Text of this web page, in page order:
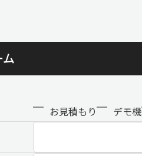
お見積もり デモ機